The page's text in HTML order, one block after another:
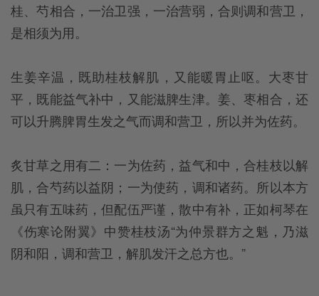
桂、芍相合，一治卫强，一治营弱，合则调和营卫，
是相须为用。
生姜辛温，既助桂枝解肌，又能暖胃止呕。大枣甘
平，既能益气补中，又能滋脾生津。姜、枣相合，还
可以升腾脾胃生发之气而调和营卫，所以并为佐药。
炙甘草之用有二：一为佐药，益气和中，合桂枝以解
肌，合芍药以益阴；一为使药，调和诸药。所以本方
虽只有五味药，但配伍严谨，散中有补，正如柯琴在
《伤寒论附翼》中赞桂枝汤“为仲景群方之魁，乃滋
阴和阳，调和营卫，解肌发汗之总方也。”